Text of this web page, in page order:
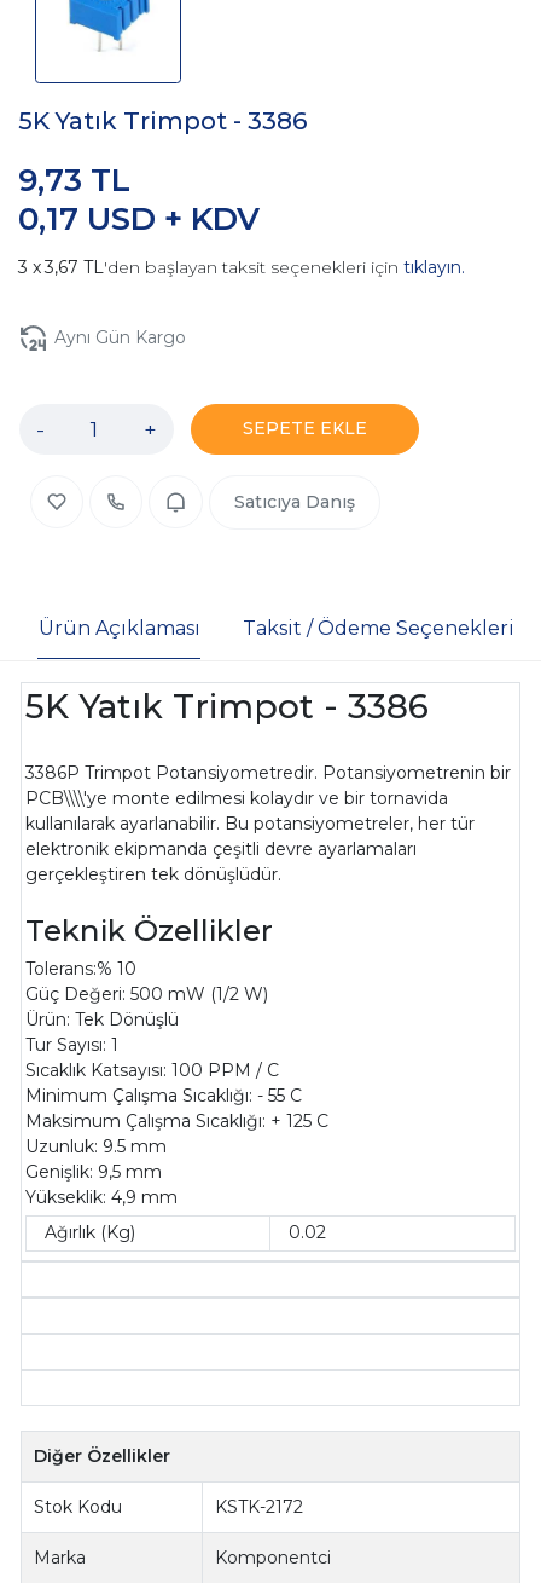
5K Yatık Trimpot - 3386
0,17 USD + KDV
9,73 TL
3,67 TL'den başlayan taksit seçenekleri için tıklayın.
Aynı Gün Kargo
- + SEPETE EKLE
Satıcıya Danış
Ürün Açıklaması Taksit / Ödeme Seçenekleri
5K Yatık Trimpot - 3386
3386P Trimpot Potansiyometredir. Potansiyometrenin bir
PCB\\\\'ye monte edilmesi kolaydır ve bir tornavida
kullanılarak ayarlanabilir. Bu potansiyometreler, her tür
elektronik ekipmanda çeşitli devre ayarlamaları
gerçekleştiren tek dönüşlüdür.
Teknik Özellikler
Tolerans:% 10
Güç Değeri: 500 mW (1/2 W)
Ürün: Tek Dönüşlü
Tur Sayısı: 1
Sıcaklık Katsayısı: 100 PPM / C
Minimum Çalışma Sıcaklığı: - 55 C
Maksimum Çalışma Sıcaklığı: + 125 C
Uzunluk: 9.5 mm
Genişlik: 9,5 mm
Yükseklik: 4,9 mm
Ağırlık (Kg)
0.02
Diğer Özellikler
Stok Kodu KSTK-2172
Marka Komponentci